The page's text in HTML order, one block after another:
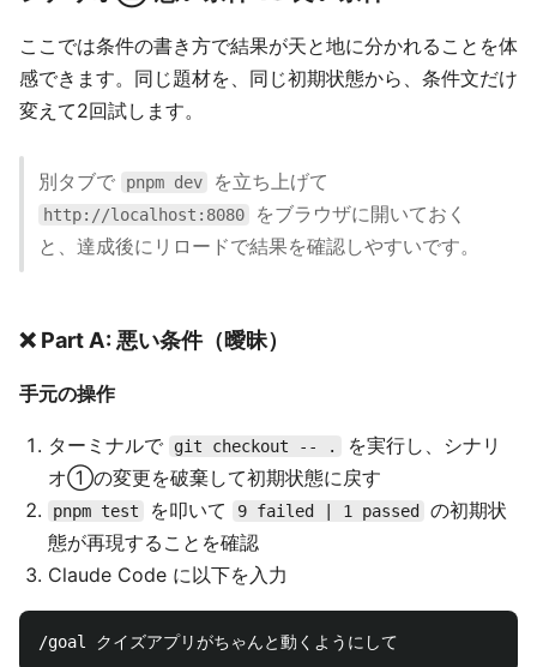
ここでは条件の書き方で結果が天と地に分かれることを体
感できます。同じ題材を、同じ初期状態から、条件文だけ
変えて2回試します。
別タブで pnpm dev を立ち上げて
http://localhost:8080
をブラウザに開いておく
と、達成後にリロードで結果を確認しやすいです。
❌ Part A: 悪い条件（曖昧）
手元の操作
ターミナルで git checkout -- .
を実行し、シナリ
オ①の変更を破棄して初期状態に戻す
pnpm test を叩いて 9 failed | 1 passed
の初期状
態が再現することを確認
Claude Code に以下を入力